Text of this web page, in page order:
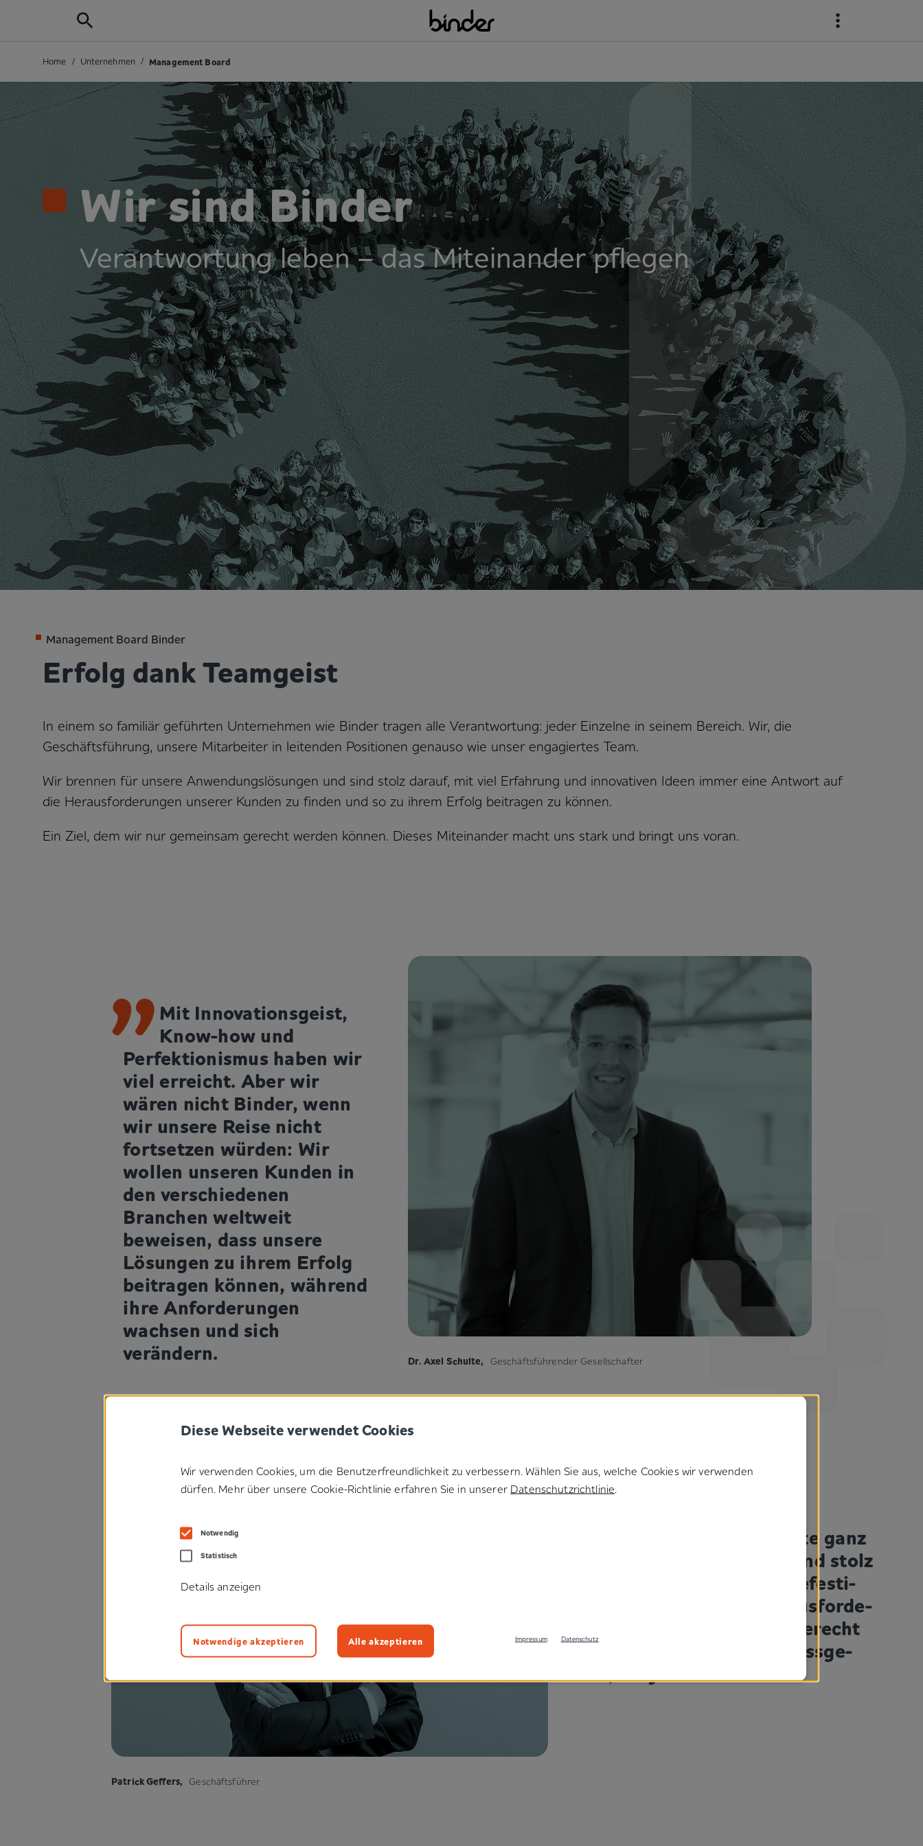
Home / Unternehmen / Management Board
Wir sind Binder
Verantwortung leben – das Miteinander pflegen
Management Board Binder
Erfolg dank Teamgeist
In einem so familiär geführten Unternehmen wie Binder tragen alle Verantwortung: jeder Einzelne in seinem Bereich. Wir, die
Geschäftsführung, unsere Mitarbeiter in leitenden Positionen genauso wie unser engagiertes Team.
Wir brennen für unsere Anwendungslösungen und sind stolz darauf, mit viel Erfahrung und innovativen Ideen immer eine Antwort auf
die Herausforderungen unserer Kunden zu finden und so zu ihrem Erfolg beitragen zu können.
Ein Ziel, dem wir nur gemeinsam gerecht werden können. Dieses Miteinander macht uns stark und bringt uns voran.
Mit Innovationsgeist,
Know-how und
Perfektionismus haben wir
viel erreicht. Aber wir
wären nicht Binder, wenn
wir unsere Reise nicht
fortsetzen würden: Wir
wollen unseren Kunden in
den verschiedenen
Branchen weltweit
beweisen, dass unsere
Lösungen zu ihrem Erfolg
beitragen können, während
ihre Anforderungen
wachsen und sich
verändern.
Dr. Axel Schulte, Geschäftsführender Gesellschafter
Patrick Geffers, Geschäftsführer
begann, er­öff­net heute ganz
neue Di­men­sio­nen: Wir sind stolz
darauf, mit viel­fäl­ti­gen Be­fes­ti­
gungs­lö­sun­gen den Heraus­for­de­
run­gen unserer Kunden gerecht
zu werden. In­di­vi­du­ell, pass­ge­
nau, für jede Branche.
Diese Webseite verwendet Cookies
Wir verwenden Cookies, um die Benutzerfreundlichkeit zu verbessern. Wählen Sie aus, welche Cookies wir verwenden
dürfen. Mehr über unsere Cookie-Richtlinie erfahren Sie in unserer Datenschutzrichtlinie.
Notwendig
Statistisch
Details anzeigen
Notwendige akzeptieren Alle akzeptieren Impressum Datenschutz